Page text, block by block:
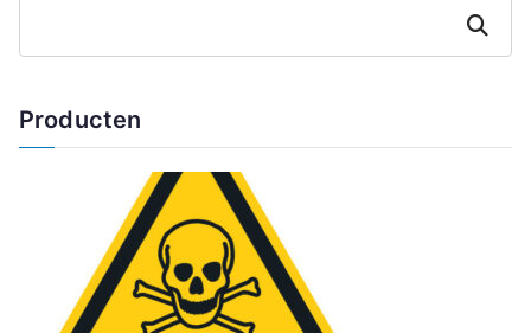
Zoeken
Producten